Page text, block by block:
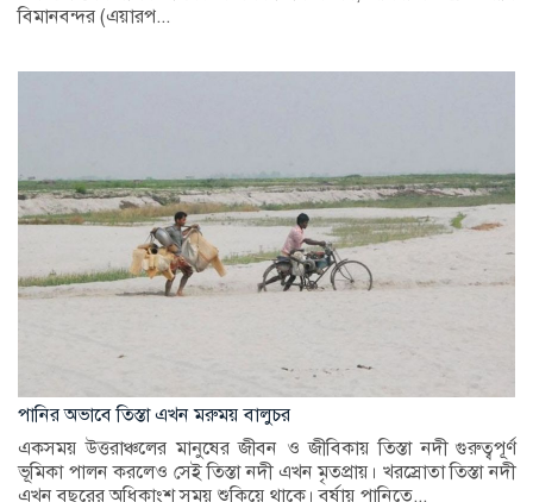
বিমানবন্দর (এয়ারপ...
পানির অভাবে তিস্তা এখন মরুময় বালুচর
একসময় উত্তরাঞ্চলের মানুষের জীবন ও জীবিকায় তিস্তা নদী গুরুত্বপূর্ণ
ভূমিকা পালন করলেও সেই তিস্তা নদী এখন মৃতপ্রায়। খরস্রোতা তিস্তা নদী
এখন বছরের অধিকাংশ সময় শুকিয়ে থাকে। বর্ষায় পানিতে...